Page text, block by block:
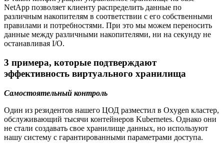
NetApp позволяет клиенту распределить данные по
различным накопителям в соответствии с его собственными
правилами и потребностями. При это мы можем переносить
данные между различными накопителями, ни на секунду не
останавливая I/O.
3 примера, которые подтверждают
эффективность виртуального хранилища
Самостоятельный контроль
Один из резидентов нашего ЦОД разместил в Oxygen кластер,
обслуживающий тысячи контейнеров Kubernetes. Однако они
не стали создавать свое хранилище данных, но используют
нашу систему с гарантированными параметрами доступа.